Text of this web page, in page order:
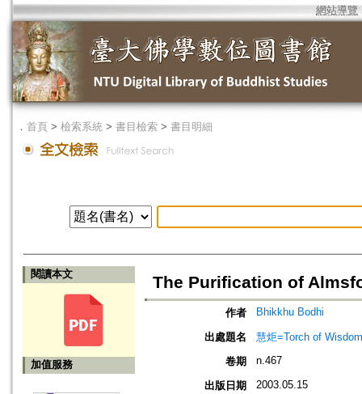
網站導覽
． 首頁 > 檢索系統 > 書目檢索 > 書目明細
閱讀本文
加值服務
The Purification of
作者 Bhikkhu Bodhi
出處題名
慧炬=Torch of
卷期
n.467
出版日期 2003.05.15